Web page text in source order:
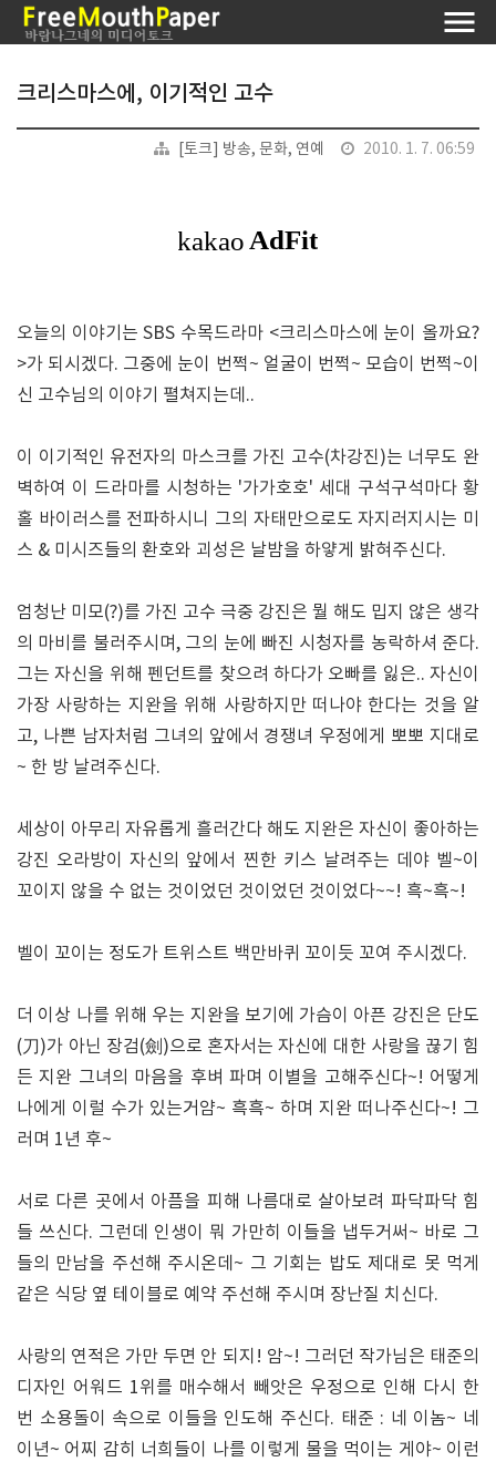
크리스마스에, 이기적인 고수
[토크] 방송, 문화, 연예 2010. 1. 7. 06:59
오늘의 이야기는 SBS 수목드라마 <크리스마스에 눈이 올까요?
>가 되시겠다. 그중에 눈이 번쩍~ 얼굴이 번쩍~ 모습이 번쩍~이
신 고수님의 이야기 펼쳐지는데..
이 이기적인 유전자의 마스크를 가진 고수(차강진)는 너무도 완
벽하여 이 드라마를 시청하는 '가가호호' 세대 구석구석마다 황
홀 바이러스를 전파하시니 그의 자태만으로도 자지러지시는 미
스 & 미시즈들의 환호와 괴성은 날밤을 하얗게 밝혀주신다.
엄청난 미모(?)를 가진 고수 극중 강진은 뭘 해도 밉지 않은 생각
의 마비를 불러주시며, 그의 눈에 빠진 시청자를 농락하셔 준다.
그는 자신을 위해 펜던트를 찾으려 하다가 오빠를 잃은.. 자신이
가장 사랑하는 지완을 위해 사랑하지만 떠나야 한다는 것을 알
고, 나쁜 남자처럼 그녀의 앞에서 경쟁녀 우정에게 뽀뽀 지대로
~ 한 방 날려주신다.
세상이 아무리 자유롭게 흘러간다 해도 지완은 자신이 좋아하는
강진 오라방이 자신의 앞에서 찐한 키스 날려주는 데야 벨~이
꼬이지 않을 수 없는 것이었던 것이었던 것이었다~~! 흑~흑~!
벨이 꼬이는 정도가 트위스트 백만바퀴 꼬이듯 꼬여 주시겠다.
더 이상 나를 위해 우는 지완을 보기에 가슴이 아픈 강진은 단도
(刀)가 아닌 장검(劍)으로 혼자서는 자신에 대한 사랑을 끊기 힘
든 지완 그녀의 마음을 후벼 파며 이별을 고해주신다~! 어떻게
나에게 이럴 수가 있는거얌~ 흑흑~ 하며 지완 떠나주신다~! 그
러며 1년 후~
서로 다른 곳에서 아픔을 피해 나름대로 살아보려 파닥파닥 힘
들 쓰신다. 그런데 인생이 뭐 가만히 이들을 냅두거써~ 바로 그
들의 만남을 주선해 주시온데~ 그 기회는 밥도 제대로 못 먹게
같은 식당 옆 테이블로 예약 주선해 주시며 장난질 치신다.
사랑의 연적은 가만 두면 안 되지! 암~! 그러던 작가님은 태준의
디자인 어워드 1위를 매수해서 빼앗은 우정으로 인해 다시 한
번 소용돌이 속으로 이들을 인도해 주신다. 태준 : 네 이놈~ 네
이년~ 어찌 감히 너희들이 나를 이렇게 물을 먹이는 게야~ 이런